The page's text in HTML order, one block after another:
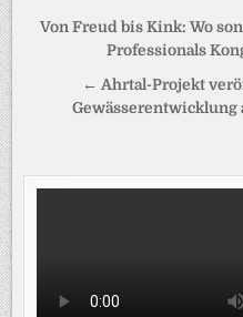
Von Freud bis Kink: Wo
Professionals
← Ahrtal-Projekt
Gewässerentwicklung